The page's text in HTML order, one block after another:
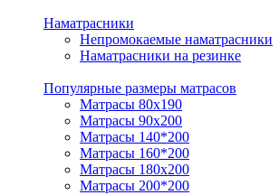
Наматрасники
Непромокаемые наматрасники
Наматрасники на резинке
Популярные размеры матрасов
Матрасы 80x190
Матрасы 90x200
Матрасы 140*200
Матрасы 160*200
Матрасы 180x200
Матрасы 200*200